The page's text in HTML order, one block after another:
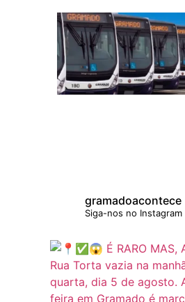
gramadoacontece
Siga-nos no